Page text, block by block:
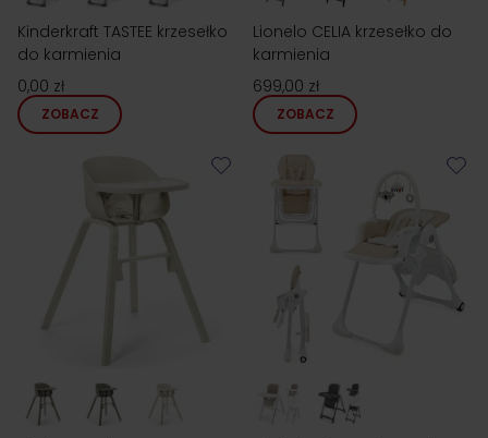
Kinderkraft TASTEE krzesełko
do karmienia
0,00 zł
ZOBACZ
Lionelo CELIA krzesełko do
karmienia
699,00 zł
ZOBACZ